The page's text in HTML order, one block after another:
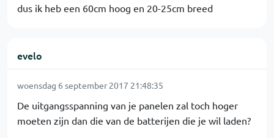
dus ik heb een 60cm hoog en 20-25cm breed
evelo
woensdag 6 september 2017 21:48:35
De uitgangsspanning van je panelen zal toch hoger
moeten zijn dan die van de batterijen die je wil laden?